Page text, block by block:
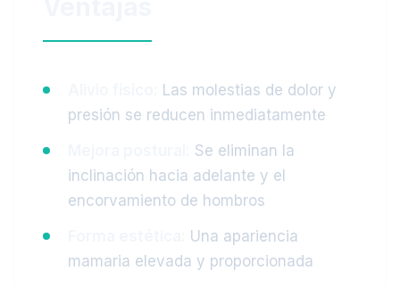
Las molestias de dolor y
presión se reducen inmediatamente
Se eliminan la
inclinación hacia adelante y el
encorvamiento de hombros
Una apariencia
mamaria elevada y proporcionada